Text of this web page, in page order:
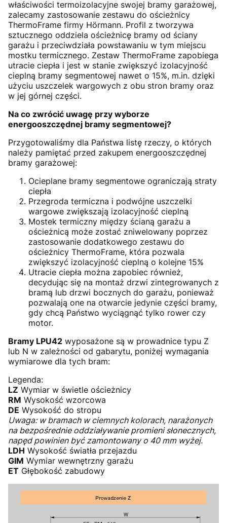
właściwości termoizolacyjne swojej bramy garażowej,
zalecamy zastosowanie zestawu do ościeżnicy
ThermoFrame firmy Hörmann. Profil z tworzywa
sztucznego oddziela ościeżnicę bramy od ściany
garażu i przeciwdziała powstawaniu w tym miejscu
mostku termicznego. Zestaw ThermoFrame zapobiega
utracie ciepła i jest w stanie zwiększyć izolacyjność
cieplną bramy segmentowej nawet o 15%, m.in. dzięki
użyciu uszczelek wargowych z obu stron bramy oraz
w jej górnej części.
Na co zwrócić uwagę przy wyborze
energooszczędnej bramy segmentowej?
Przygotowaliśmy dla Państwa listę rzeczy, o których
należy pamiętać przed zakupem energooszczędnej
bramy garażowej:
Ocieplane bramy segmentowe ograniczają straty
ciepła
Przegroda termiczna i podwójne uszczelki
wargowe zwiększają izolacyjność cieplną
Mostek termiczny między ścianą garażu a
ościeżnicą może zostać zniwelowany poprzez
zastosowanie dodatkowego zestawu do
ościeżnicy ThermoFrame, która pozwala
zwiększyć izolacyjność cieplną o kolejne 15%
Utracie ciepła można zapobiec również,
decydując się na montaż drzwi zintegrowanych z
bramą lub drzwi bocznych do garażu, ponieważ
pozwalają one na otwarcie jedynie części bramy,
gdy chcą Państwo wyciągnąć tylko rower czy
motor.
Bramy LPU42 wyposażone są w prowadnice typu Z
lub N w zależności od gabarytu, poniżej wymagania
wymiarowe dla tych bram:
Legenda:
LZ Wymiar w świetle ościeżnicy
RM Wysokość wzorcowa
DE Wysokość do stropu
Uwaga: w bramach w ciemnych kolorach, narażonych
na bezpośrednie oddziaływanie promieni słonecznych,
napęd powinien być zamontowany o 40 mm wyżej.
LDH Wysokość światła przejazdu
GIM Wymiar wewnętrzny garażu
ET Głębokość zabudowy